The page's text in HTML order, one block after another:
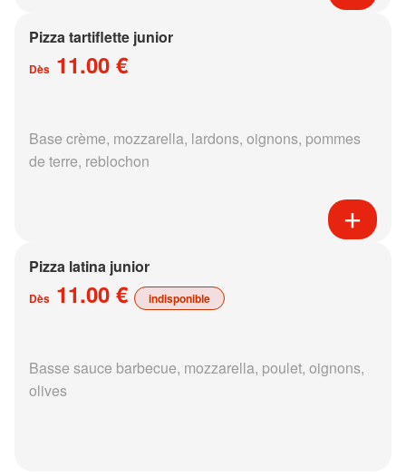
Pizza tartiflette junior
Dès 11.00 €
Base crème, mozzarella, lardons, oignons, pommes
de terre, reblochon
Pizza latina junior
Dès 11.00 € indisponible
Basse sauce barbecue, mozzarella, poulet, oignons,
olives